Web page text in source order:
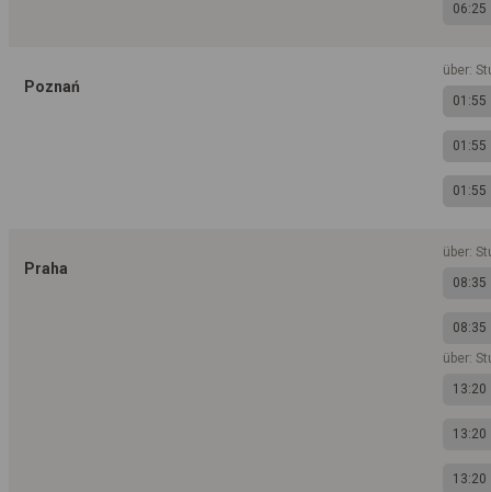
06:25
Poznań
über:
01:55
01:55
01:55
Praha
über:
08:35
08:35
über:
13:20
13:20
13:20